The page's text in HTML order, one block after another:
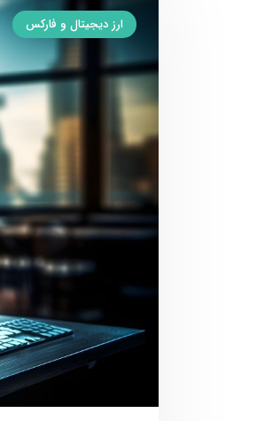
ارز دیجیتال و فارکس